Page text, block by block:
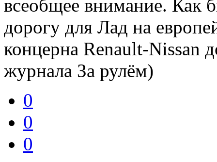
всеобщее внимание. Как
дорогу для Лад на
концерна Renault-Nissan
журнала За рулём)
0
0
0